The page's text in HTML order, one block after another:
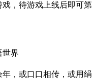
，待游戏上线后即可第
世界
年，或口口相传，或用绢